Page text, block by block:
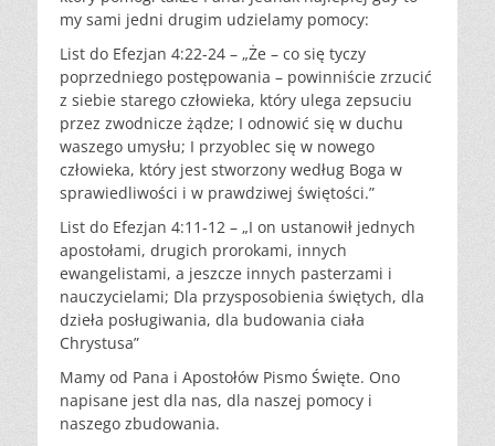
my sami jedni drugim udzielamy pomocy:
List do Efezjan 4:22-24 – „Że – co się tyczy
poprzedniego postępowania – powinniście zrzucić
z siebie starego człowieka, który ulega zepsuciu
przez zwodnicze żądze; I odnowić się w duchu
waszego umysłu; I przyoblec się w nowego
człowieka, który jest stworzony według Boga w
sprawiedliwości i w prawdziwej świętości.”
List do Efezjan 4:11-12 – „I on ustanowił jednych
apostołami, drugich prorokami, innych
ewangelistami, a jeszcze innych pasterzami i
nauczycielami; Dla przysposobienia świętych, dla
dzieła posługiwania, dla budowania ciała
Chrystusa”
Mamy od Pana i Apostołów Pismo Święte. Ono
napisane jest dla nas, dla naszej pomocy i
naszego zbudowania.